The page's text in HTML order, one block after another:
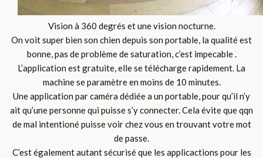
Vision à 360 degrés et une vision nocturne.
On voit super bien son chien depuis son portable, la qualité est
bonne, pas de problème de saturation, c’est impecable .
L’application est gratuite, elle se télécharge rapidement. La
machine se paramètre en moins de 10 minutes.
Une application par caméra dédiée a un portable, pour qu’il n’y
ait qu’une personne qui puisse s’y connecter. Cela évite que qqn
de mal intentioné puisse voir chez vous en trouvant votre mot
de passe.
C’est également autant sécurisé que les applicactions pour les